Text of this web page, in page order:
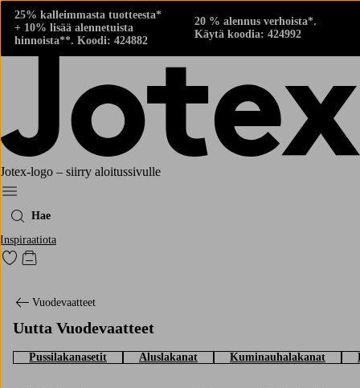
25% kalleimmasta tuotteesta*
+ 10% lisää alennetuista
hinnoista**. Koodi: 424882
20 % alennus verhoista*.
Käytä koodia: 424992
Jotex-logo – siirry aloitussivulle
Menu
Hae
Inspiraatiota
Siirry merkittyihin suosikkituotteisiin
Siirry ostoskoriin
Vuodevaatteet
Uutta Vuodevaatteet
Pussilakanasetit Aluslakanat Kuminauhalakanat